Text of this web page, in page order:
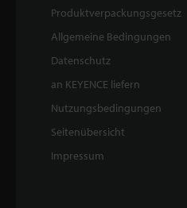
Produktverpackungsgesetz
Allgemeine Bedingungen
Datenschutz
an KEYENCE liefern
Nutzungsbedingungen
Seitenübersicht
Impressum